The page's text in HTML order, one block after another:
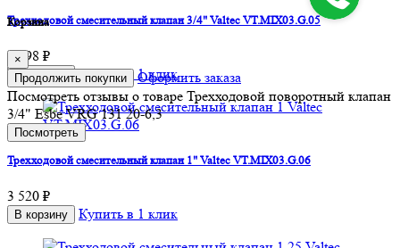
Трехходовой смесительный клапан 3/4" Valtec VT.MIX03.G.05
3 498 ₽
В корзину Купить в 1 клик
Трехходовой смесительный клапан 1" Valtec VT.MIX03.G.06
3 520 ₽
В корзину Купить в 1 клик
Корзина
×
Продолжить покупки
Оформить заказа
Посмотреть отзывы о товаре Трехходовой поворотный клапан
3/4" Esbe VRG 131 20-6,3
Пocмотpеть